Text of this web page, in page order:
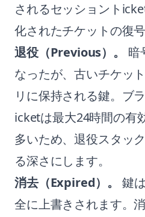
されるセッショント
化されたチケットの復
退役（Previous）。
暗
なったが、古いチケッ
リに保持される鍵。ブ
icketは最大24時間の有
多いため、退役スタッ
る深さにします。
消去（Expired）。
鍵
全に上書きされます。